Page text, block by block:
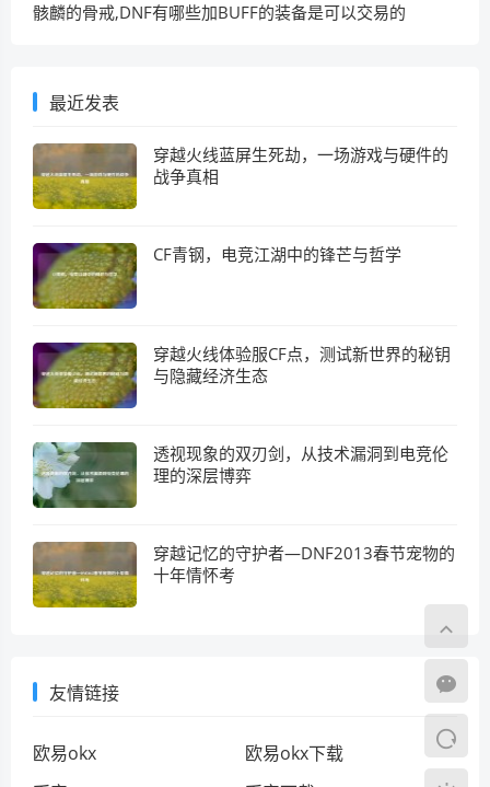
骸麟的骨戒,DNF有哪些加BUFF的装备是可以交易的
最近发表
穿越火线蓝屏生死劫，一场游戏与硬件的
战争真相
CF青钢，电竞江湖中的锋芒与哲学
穿越火线体验服CF点，测试新世界的秘钥
与隐藏经济生态
透视现象的双刃剑，从技术漏洞到电竞伦
理的深层博弈
穿越记忆的守护者—DNF2013春节宠物的
十年情怀考
友情链接
欧易okx
欧易okx下载